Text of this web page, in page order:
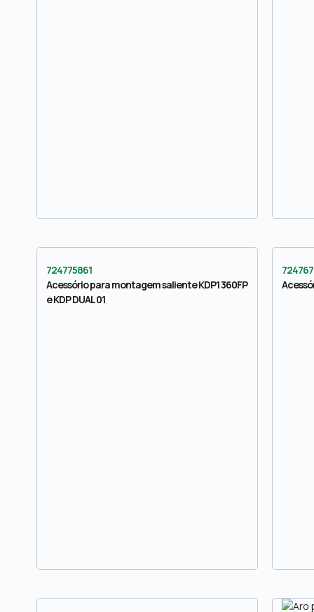
724775861
Acessório para montagem saliente KDP1 360FP
e KDP DUAL 01